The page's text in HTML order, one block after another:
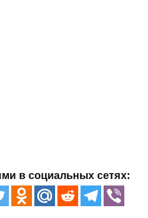
в социальных сетях: